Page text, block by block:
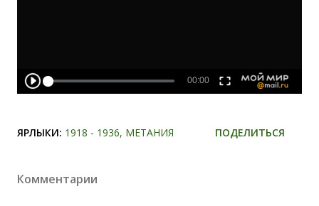
ЯРЛЫКИ: 1918 - 1936 МЕТАНИЯ ПОДЕЛИТЬСЯ
Комментарии